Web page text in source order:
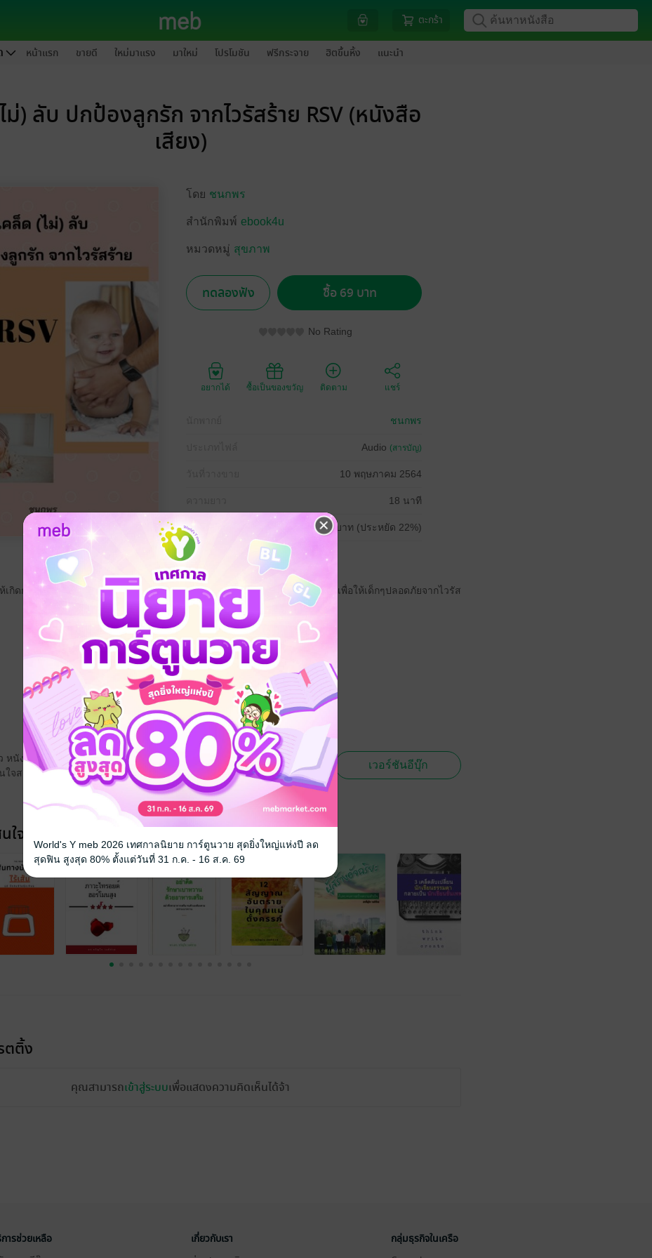
ตะกร้า
หน้าแรก ขายดี ใหม่มาแรง มาใหม่ โปรโมชัน ฟรีกระจาย ฮิตขึ้นหิ้ง แนะนำ
ม่) ลับ ปกป้องลูกรัก จากไวรัสร้าย RSV (หนังสือ
เสียง)
โดย ชนกพร
สำนักพิมพ์ ebook4u
หมวดหมู่ สุขภาพ
ทดลองฟัง ซื้อ 69 บาท
No Rating
อยากได้ ซื้อเป็นของขวัญ ติดตาม แชร์
ชนกพร
Audio (สารบัญ)
10 พฤษภาคม 2564
18 นาที
ราคาปก 89 บาท (ประหยัด 22%)
เกิดการติดเชื้อในระบบทางเดินหายใจในเด็ก วิธีการป้องกันการแพร่กระจายเชื้อเพื่อให้เด็กๆปลอดภัยจากไวรัส
หนังสือเล่มนี้ยังมีวางขายที่ MEB ในรูป
จสามารถเลือกซื้อได้เลยจ้ะ
เวอร์ชันอีบุ๊ก
ใจ
ตติ้ง
คุณสามารถเข้าสู่ระบบเพื่อแสดงความคิดเห็นได้จ้า
ารช่วยเหลือ
เกี่ยวกับเรา
กลุ่มธุรกิจในเครือ
World's Y meb 2026 เทศกาลนิยาย การ์ตูนวาย สุดยิ่งใหญ่แห่งปี ลด
สุดฟิน สูงสุด 80% ตั้งแต่วันที่ 31 ก.ค. - 16 ส.ค. 69